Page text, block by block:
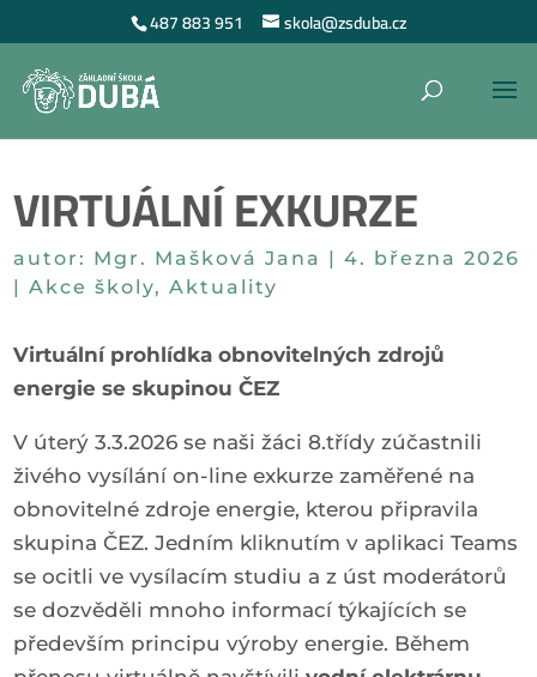
487 883 951 skola@zsduba.cz
VIRTUÁLNÍ EXKURZE
autor: Mgr. Mašková Jana |4. března 2026
|Akce školy,Aktuality
Virtuální prohlídka obnovitelných zdrojů
energie se skupinou ČEZ
V úterý 3.3.2026 se naši žáci 8.třídy zúčastnili
živého vysílání on-line exkurze zaměřené na
obnovitelné zdroje energie, kterou připravila
skupina ČEZ. Jedním kliknutím v aplikaci Teams
se ocitli ve vysílacím studiu a z úst moderátorů
se dozvěděli mnoho informací týkajících se
především principu výroby energie. Během